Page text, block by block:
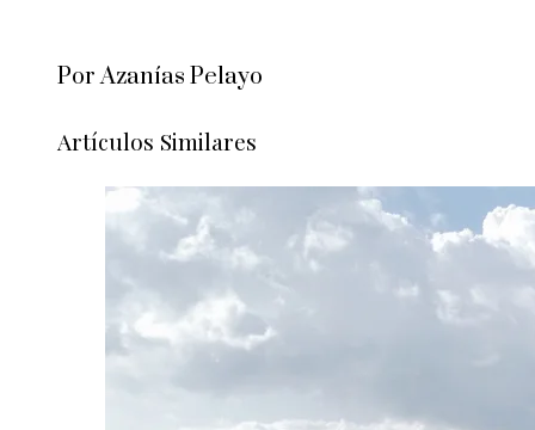
Por Azanías Pelayo
Artículos Similares